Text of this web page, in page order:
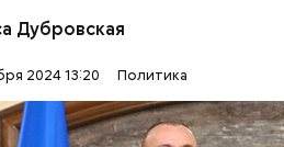
Дубровская
2024 13:20 Политика
спикер заявила, что в
учебников, а на